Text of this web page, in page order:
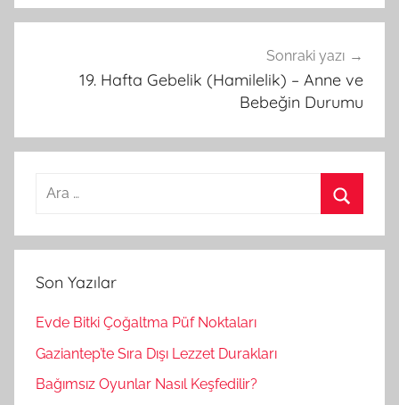
Sonraki yazı
19. Hafta Gebelik (Hamilelik) – Anne ve
Bebeğin Durumu
a
a
r
Son Yazılar
Evde Bitki Çoğaltma Püf Noktaları
Gaziantep’te Sıra Dışı Lezzet Durakları
Bağımsız Oyunlar Nasıl Keşfedilir?